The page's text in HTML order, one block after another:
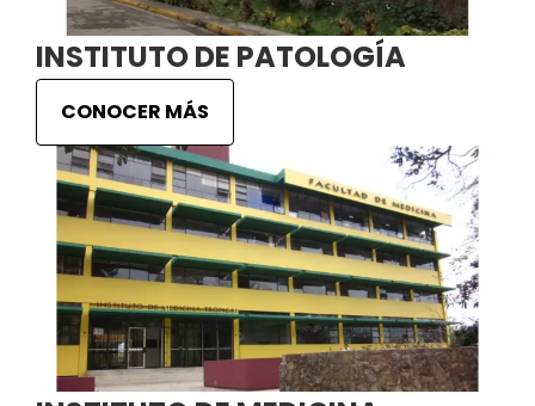
INSTITUTO DE PATOLOGÍA
CONOCER MÁS